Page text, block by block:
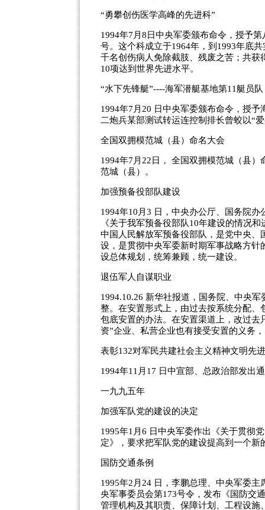
“勇攀创伤医学高峰的先进科”
1994年7月8日中央军委颁布命令，授予
号。这个科成立于1964年，到1993年底
千名创伤病人免除截肢、残废之苦；共
10项达到世界先进水平。
“水下先锋艇”----海军潜艇基地第11艇员队
1994年7月20 日中央军委颁布命令，授
二炮兵某部测试转运连控制排长曾蛟以“
全国双拥模范城（县）命名大会
1994年7月22日， 全国双拥模范城（县
范城（县）。
加强预备役部队建设
1994年10月3 日，中央办公厅、国务院
《关于我军预备役部队10年建设的情况
中国人民解放军预备役部队，是党中央
设，是贯彻中央军委新时期军事战略方
设总体规划，统筹兼顾，统一建设。
退伍军人自谋职业
1994.10.26 新华社报道，国务院、中央
整。在安置形式上，由过去按系统分配
包底安置的办法。在安置渠道上，改过
资”企业、私营企业也有接受安置的义务
表彰132对军民共建社会主义精神文明先
1994年11月17 日中宣部、总政治部发出
一九九五年
加强军队党的建设的决定
1995年1月6 日中央军委作出《关于贯彻
定》，要求把军队党的建设提高到一个新
国防交通条例
1995年2月24 日，李鹏总理、中央军委
央军事委员会第173号令，发布《国防交
管理机构及其职责、保障计划、工程设